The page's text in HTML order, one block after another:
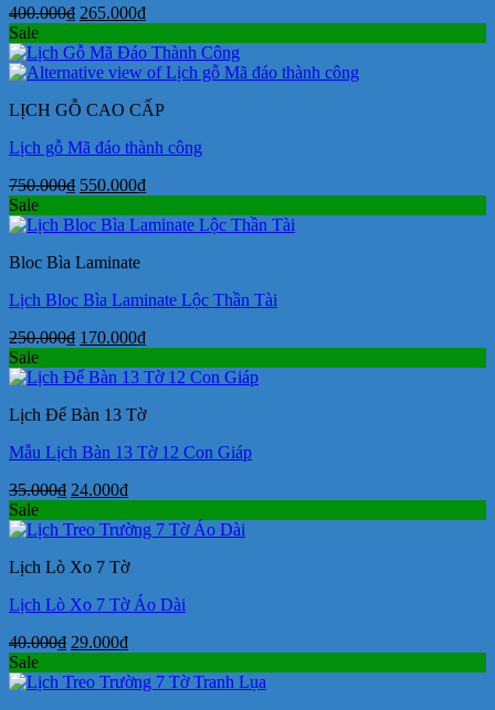
400.000₫ Giá
là:
400.000₫.
265.000₫Giá
tại
là:
Sale
LỊCH GỖ CAO CẤP
Lịch gỗ Mã đáo thành công
750.000₫ Giá
là:
550.000₫Giá
tại
Sale
Bloc Bìa Laminate
Lịch Bloc Bìa Laminate Lộc Thần Tài
250.000₫ Giá
là:
170.000₫Giá
tại
170.000₫.
Sale
Lịch Để Bàn 13 Tờ
Mẫu Lịch Bàn 13 Tờ 12 Con Giáp
35.000₫ Giá
là:
24.000₫Giá
tại
24.000₫.
Sale
Lịch Lò Xo 7 Tờ
Lịch Lò Xo 7 Tờ Áo Dài
40.000₫ Giá
là:
29.000₫Giá
tại
Sale